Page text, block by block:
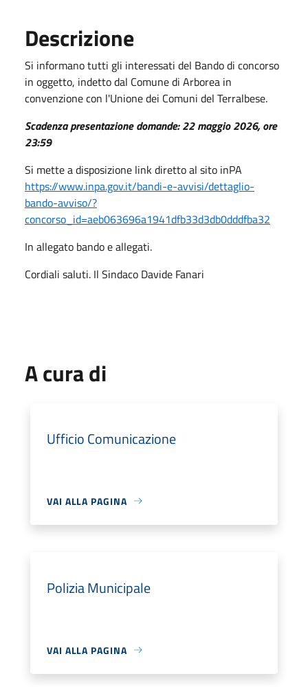
Descrizione
Si informano tutti gli interessati del Bando di concorso
in oggetto, indetto dal Comune di Arborea in
convenzione con l'Unione dei Comuni del Terralbese.
Scadenza presentazione domande: 22 maggio 2026, ore
23:59
Si mette a disposizione link diretto al sito inPA
https://www.inpa.gov.it/bandi-e-avvisi/dettaglio-
bando-avviso/?
concorso_id=aeb063696a1941dfb33d3db0dddfba32
In allegato bando e allegati.
Cordiali saluti. Il Sindaco Davide Fanari
A cura di
Ufficio Comunicazione
VAI ALLA PAGINA
Polizia Municipale
VAI ALLA PAGINA